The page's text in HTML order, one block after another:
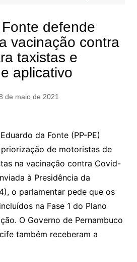
defende
vacinação contra
taxistas e
aplicativo
de maio de 2021
da Fonte (PP-PE)
de motoristas de
na vacinação contra Covid-
à Presidência da
o parlamentar pede que os
na Fase 1 do Plano
O Governo de Pernambuco
também receberam a